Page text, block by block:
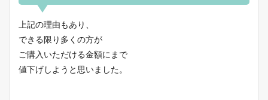
上記の理由もあり、
できる限り多くの方が
ご購入いただける金額にまで
値下げしようと思いました。